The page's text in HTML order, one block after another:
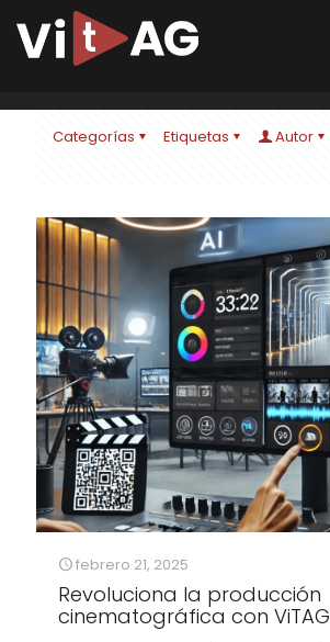
Categorías Etiquetas
Autor
febrero 21, 2025
Revoluciona la producción
cinematográfica con ViTAG